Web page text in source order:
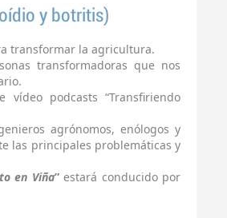
y botritis)
transformar la agricultura.
transformadoras que nos
podcasts “Transfiriendo
agrónomos, enólogos y
las principales problemáticas y
en Viña”estará conducido por